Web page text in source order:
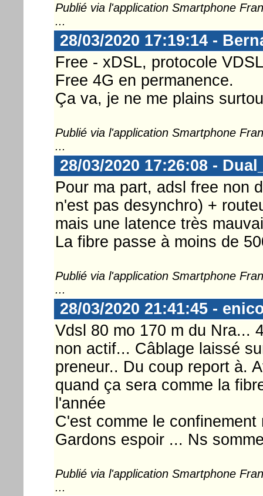
Publié via l'application Smartphone
...
28/03/2020 17:19:14 -
Free - xDSL, protocole
Free 4G en permanence.
Ça va, je ne me plains
Publié via l'application Smartphone
...
28/03/2020 17:26:08 -
Pour ma part, adsl free non
n'est pas desynchro) +
mais une latence très
La fibre passe à moins de
Publié via l'application Smartphone
...
28/03/2020 21:41:45 -
Vdsl 80 mo 170 m du Nra...
non actif... Câblage laissé
preneur.. Du coup report à.
quand ça sera comme la
l'année
C'est comme le confinement
Gardons espoir ... Ns
Publié via l'application Smartphone
...